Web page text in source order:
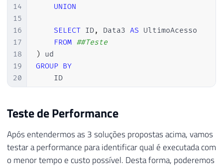
14
15
16
17
18
19
20
UNION
SELECT ID, Data3 AS UltimoAcesso
FROM ##Teste
)
GROUP BY
    ID
Teste de Performance
Após entendermos as 3 soluções propostas acima, vamos
testar a performance para identificar qual é executada com
o menor tempo e custo possível. Desta forma, poderemos